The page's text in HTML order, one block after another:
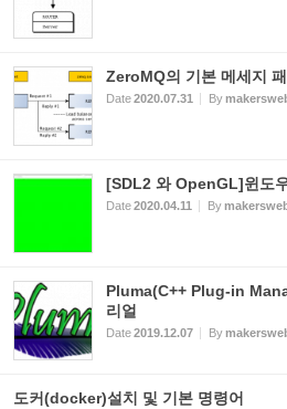
ZeroMQ의 기본 메세지
Date2020.07.31 By
[SDL2 와 OpenGL]윈도
Date2020.04.11 By
Pluma(C++ Plug-in
리얼
Date2019.12.07 By
도커(docker)설치 및 기본 명령어